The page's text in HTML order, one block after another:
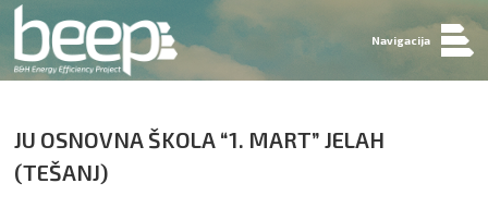
Navigacija
JU OSNOVNA ŠKOLA “1. MART” JELAH
(TEŠANJ)